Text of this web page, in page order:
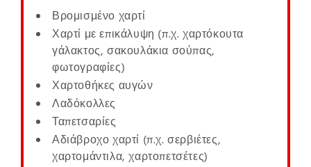
Βρομισμένο χαρτί
Χαρτί με επικάλυψη (π.χ. χαρτόκουτα
γάλακτος, σακουλάκια σούπας,
φωτογραφίες)
Χαρτοθήκες αυγών
Λαδόκολλες
Ταπετσαρίες
Αδιάβροχο χαρτί (π.χ. σερβιέτες,
χαρτομάντιλα, χαρτοπετσέτες)